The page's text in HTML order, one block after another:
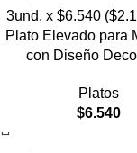
3und. x $6.540
Plato Elevado para
con Diseño
Platos
$6.540